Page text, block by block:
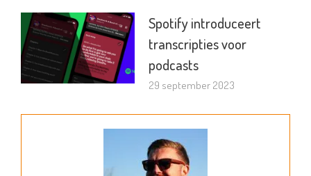
Spotify introduceert
transcripties voor
podcasts
29 september 2023